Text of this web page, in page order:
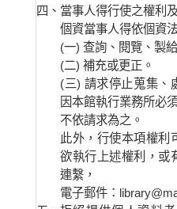
四、 當事人得行使之權利
個資當事人得依個資
(一) 查詢、閱覽、製
(二) 補充或更正。
(三) 請求停止蒐集、
因本館執行業務所必
不依請求為之。
此外，行使本項權利
欲執行上述權利，或
連繫，
電子郵件：